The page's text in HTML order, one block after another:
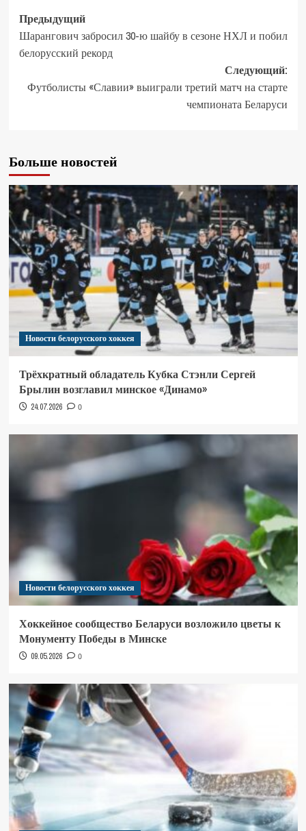
Предыдущий
Шарангович забросил 30-ю шайбу в сезоне НХЛ и побил
белорусский рекорд
Следующий:
Футболисты «Славии» выиграли третий матч на старте
чемпионата Беларуси
Больше новостей
Новости белорусского хоккея
Трёхкратный обладатель Кубка Стэнли Сергей
Брылин возглавил минское «Динамо»
24.07.2026 0
Новости белорусского хоккея
Хоккейное сообщество Беларуси возложило цветы к
Монументу Победы в Минске
09.05.2026 0